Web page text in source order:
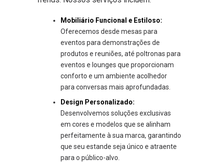
Mobiliário Funcional e Estiloso:
Oferecemos desde mesas para
eventos para demonstrações de
produtos e reuniões, até poltronas para
eventos e lounges que proporcionam
conforto e um ambiente acolhedor
para conversas mais aprofundadas.
Design Personalizado:
Desenvolvemos soluções exclusivas
em cores e modelos que se alinham
perfeitamente à sua marca, garantindo
que seu estande seja único e atraente
para o público-alvo.